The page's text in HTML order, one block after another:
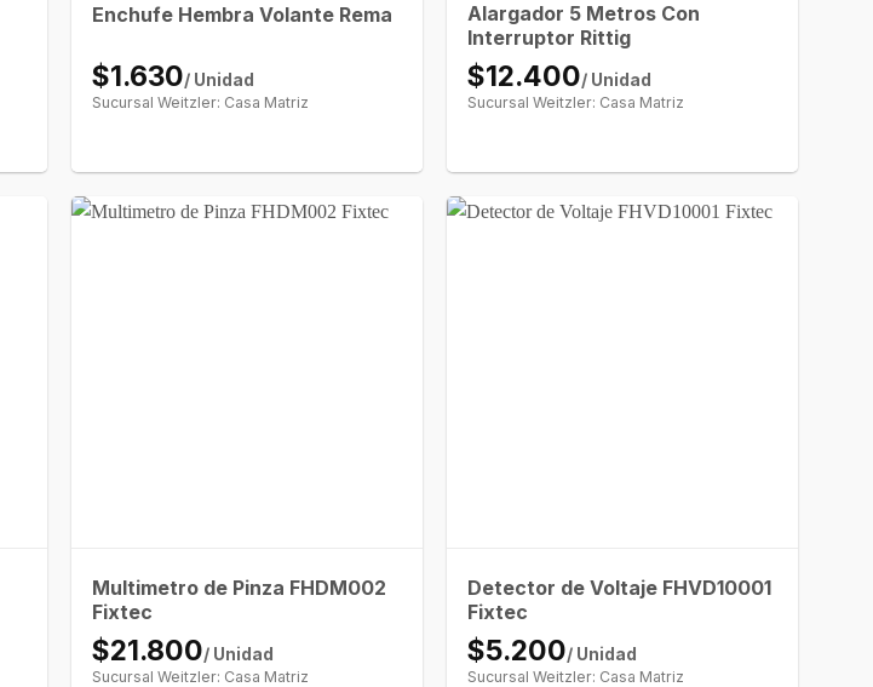
Enchufe Hembra Volante Rema
$1.630/ Unidad
Sucursal Weitzler: Casa Matriz
Alargador 5 Metros Con
Interruptor Rittig
$12.400/ Unidad
Sucursal Weitzler: Casa Matriz
Multimetro de Pinza FHDM002
Fixtec
$21.800/ Unidad
Sucursal Weitzler: Casa Matriz
Detector de Voltaje FHVD10001
Fixtec
$5.200/ Unidad
Sucursal Weitzler: Casa Matriz